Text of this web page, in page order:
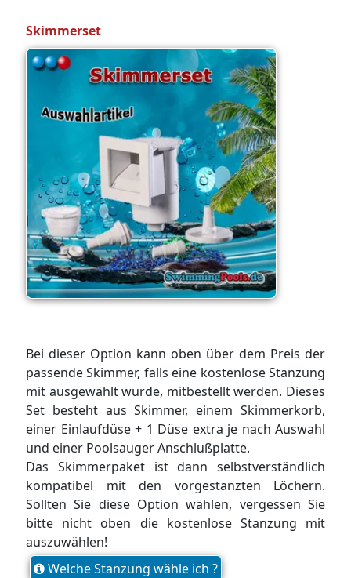
Skimmerset
Bei dieser Option kann oben über dem Preis der
passende Skimmer, falls eine kostenlose Stanzung
mit ausgewählt wurde, mitbestellt werden. Dieses
Set besteht aus Skimmer, einem Skimmerkorb,
einer Einlaufdüse + 1 Düse extra je nach Auswahl
und einer Poolsauger Anschlußplatte.
Das Skimmerpaket ist dann selbstverständlich
kompatibel mit den vorgestanzten Löchern.
Sollten Sie diese Option wählen, vergessen Sie
bitte nicht oben die kostenlose Stanzung mit
auszuwählen!
Welche Stanzung wähle ich ?